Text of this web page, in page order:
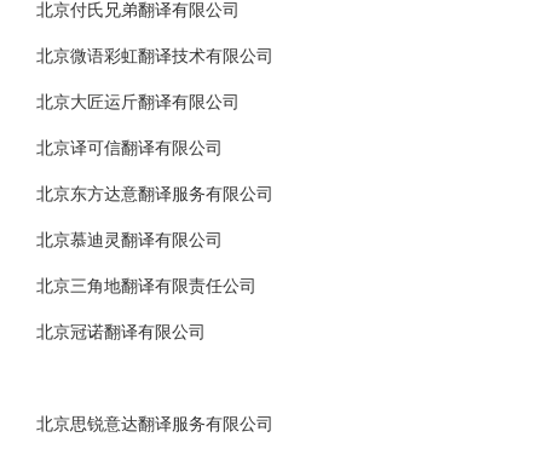
北京付氏兄弟翻译有限公司
北京微语彩虹翻译技术有限公司
北京大匠运斤翻译有限公司
北京译可信翻译有限公司
北京东方达意翻译服务有限公司
北京慕迪灵翻译有限公司
北京三角地翻译有限责任公司
北京冠诺翻译有限公司
北京思锐意达翻译服务有限公司